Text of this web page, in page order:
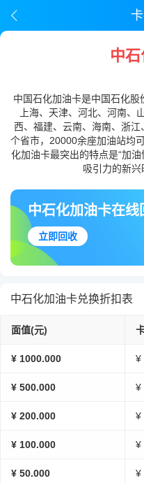
中
中国石化加油卡是中国石化股
上海、天津、河北、河南、
西、福建、云南、海南、浙
个省市，20000余座加油站均
化加油卡最突出的特点是“加
吸引力的新兴
中石化加油卡在线
立即回收
中石化加油卡兑换折扣表
面值(元)
¥ 1000.000 ¥
¥ 500.000 ¥
¥ 200.000 ¥
¥ 100.000 ¥
¥ 50.000 ¥